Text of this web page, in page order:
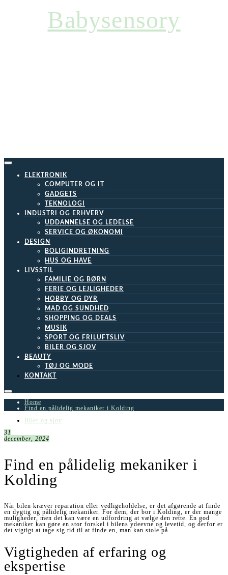
Babysensory
ELEKTRONIK
COMPUTER OG IT
GADGETS
TEKNOLOGI
INDUSTRI OG ERHVERV
UDDANNELSE OG LEDELSE
SERVICE OG ØKONOMI
DESIGN
BOLIGINDRETNING
HUS OG HAVE
LIVSSTIL
FAMILIE OG BØRN
FERIE OG LEJLIGHEDER
HOBBY OG DYR
MAD OG SUNDHED
SHOPPING OG DEALS
MUSIK
SPORT OG FRILUFTSLIV
BILER OG SJOV
BEAUTY
TØJ OG MODE
KONTAKT
Home
Find en pålidelig mekaniker i Kolding
Biler og sjov
31
december, 2024
Find en pålidelig mekaniker i
Kolding
Når bilen kræver reparation eller vedligeholdelse, er det afgørende at finde
en dygtig og pålidelig mekaniker. For dem, der bor i Kolding, er der mange
muligheder, men det kan være en udfordring at vælge den rette. En god
mekaniker kan gøre en stor forskel i bilens ydeevne og levetid, og derfor er
det vigtigt at tage sig tid til at finde en, man kan stole på.
Vigtigheden af erfaring og
ekspertise